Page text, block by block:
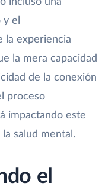
el
la experiencia
la mera capacidad
de la conexión
proceso
impactando este
salud mental.
el